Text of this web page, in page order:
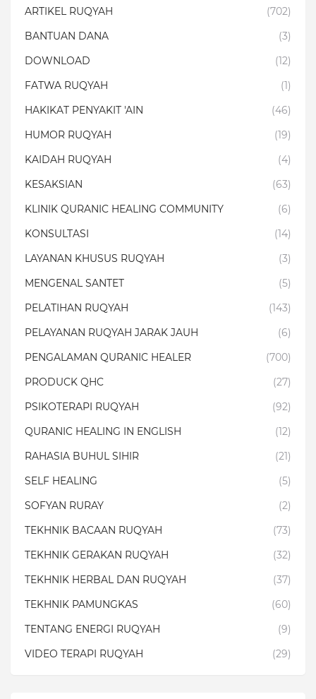
ARTIKEL RUQYAH
(702)
BANTUAN DANA
(3)
DOWNLOAD
(12)
FATWA RUQYAH
(1)
HAKIKAT PENYAKIT 'AIN
(46)
HUMOR RUQYAH
(19)
KAIDAH RUQYAH
(4)
KESAKSIAN
(63)
KLINIK QURANIC HEALING COMMUNITY
(6)
KONSULTASI
(14)
LAYANAN KHUSUS RUQYAH
(3)
MENGENAL SANTET
(5)
PELATIHAN RUQYAH
(143)
PELAYANAN RUQYAH JARAK JAUH
(6)
PENGALAMAN QURANIC HEALER
(700)
PRODUCK QHC
(27)
PSIKOTERAPI RUQYAH
(92)
QURANIC HEALING IN ENGLISH
(12)
RAHASIA BUHUL SIHIR
(21)
SELF HEALING
(5)
SOFYAN RURAY
(2)
TEKHNIK BACAAN RUQYAH
(73)
TEKHNIK GERAKAN RUQYAH
(32)
TEKHNIK HERBAL DAN RUQYAH
(37)
TEKHNIK PAMUNGKAS
(60)
TENTANG ENERGI RUQYAH
(9)
VIDEO TERAPI RUQYAH
(29)